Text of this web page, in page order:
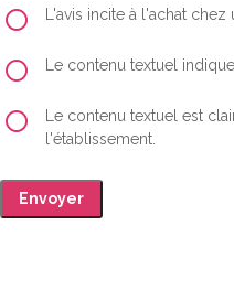
L'avis incite à l'achat
Le contenu textuel
Le contenu textuel est
l'établissement.
Envoyer